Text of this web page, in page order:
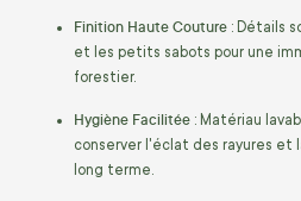
Finition Haute Couture : Détails
et les petits sabots pour une
forestier.
Hygiène Facilitée : Matériau
conserver l'éclat des rayures et
long terme.